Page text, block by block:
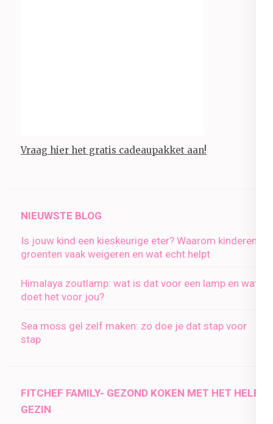
Vraag hier het gratis cadeaupakket aan!
NIEUWSTE BLOG
Is jouw kind een kieskeurige eter? Waarom kinderen
groenten vaak weigeren en wat echt helpt
Himalaya zoutlamp: wat is dat voor een lamp en wat
doet het voor jou?
Sea moss gel zelf maken: zo doe je dat stap voor
stap
FITCHEF FAMILY- GEZOND KOKEN MET HET HELE
GEZIN